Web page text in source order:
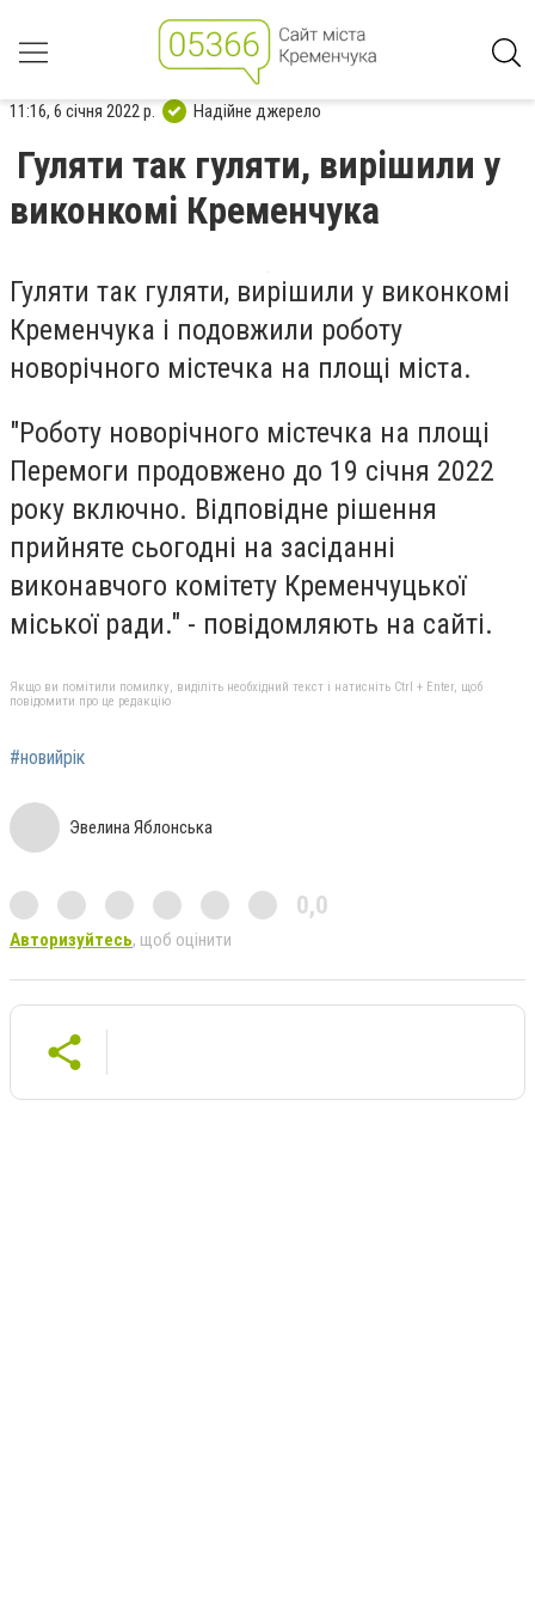
11:16, 6 січня 2022 р. Надійне джерело
Гуляти так гуляти, вирішили у
виконкомі Кременчука
Гуляти так гуляти, вирішили у виконкомі
Кременчука і подовжили роботу
новорічного містечка на площі міста.
"Роботу новорічного містечка на площі
Перемоги продовжено до 19 січня 2022
року включно. Відповідне рішення
прийняте сьогодні на засіданні
виконавчого комітету Кременчуцької
міської ради." - повідомляють на сайті.
Якщо ви помітили помилку, виділіть необхідний текст і натисніть Ctrl + Enter, щоб
повідомити про це редакцію
#новийрік
Эвелина Яблонська
0,0
Авторизуйтесь, щоб оцінити